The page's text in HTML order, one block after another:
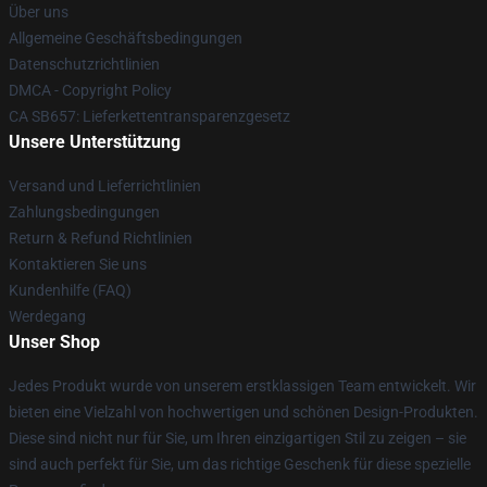
Über uns
Allgemeine Geschäftsbedingungen
Datenschutzrichtlinien
DMCA - Copyright Policy
CA SB657: Lieferkettentransparenzgesetz
Unsere Unterstützung
Versand und Lieferrichtlinien
Zahlungsbedingungen
Return & Refund Richtlinien
Kontaktieren Sie uns
Kundenhilfe (FAQ)
Werdegang
Unser Shop
Jedes Produkt wurde von unserem erstklassigen Team entwickelt. Wir
bieten eine Vielzahl von hochwertigen und schönen Design-Produkten.
Diese sind nicht nur für Sie, um Ihren einzigartigen Stil zu zeigen – sie
sind auch perfekt für Sie, um das richtige Geschenk für diese spezielle